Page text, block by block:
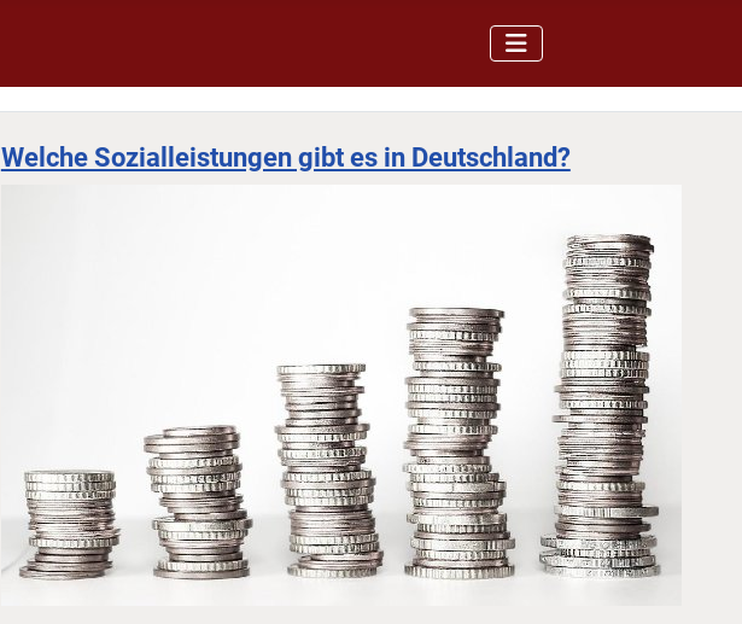
Welche Sozialleistungen gibt es in Deutschland?